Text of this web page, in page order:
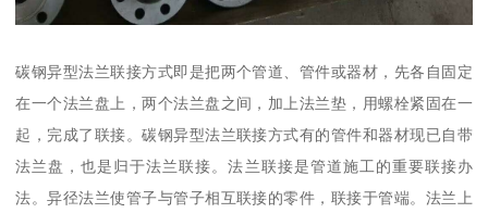
碳钢异型法兰联接方式即是把两个管道、管件或器材，先各自固定
在一个法兰盘上，两个法兰盘之间，加上法兰垫，用螺栓紧固在一
起，完成了联接。碳钢异型法兰联接方式有的管件和器材现已自带
法兰盘，也是归于法兰联接。法兰联接是管道施工的重要联接办
法。异径法兰使管子与管子相互联接的零件，联接于管端。法兰上